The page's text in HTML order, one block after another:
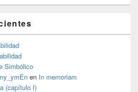
Simbólico
en In memoriam
(capítulo I)